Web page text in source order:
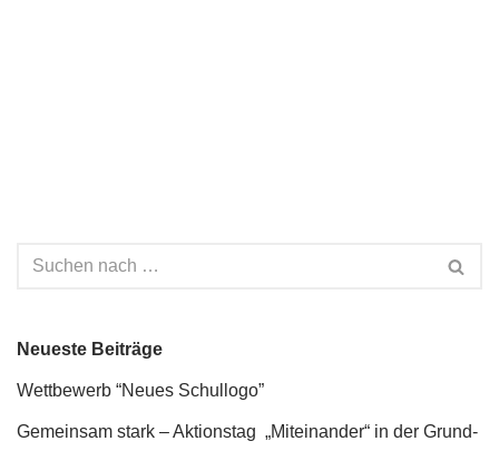
Neueste Beiträge
Wettbewerb “Neues Schullogo”
Gemeinsam stark – Aktionstag „Miteinander“ in der Grund-